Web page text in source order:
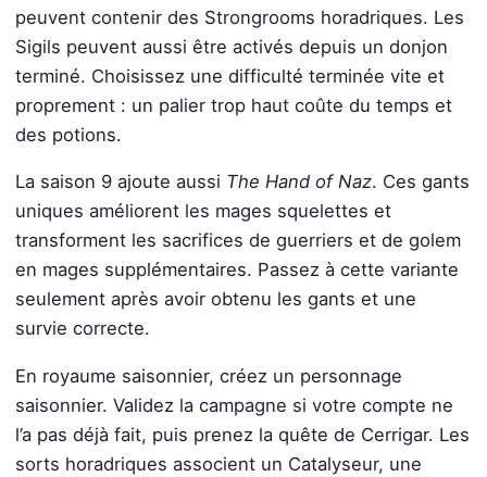
peuvent contenir des Strongrooms horadriques. Les
Sigils peuvent aussi être activés depuis un donjon
terminé. Choisissez une difficulté terminée vite et
proprement : un palier trop haut coûte du temps et
des potions.
La saison 9 ajoute aussi The Hand of Naz. Ces gants
uniques améliorent les mages squelettes et
transforment les sacrifices de guerriers et de golem
en mages supplémentaires. Passez à cette variante
seulement après avoir obtenu les gants et une
survie correcte.
En royaume saisonnier, créez un personnage
saisonnier. Validez la campagne si votre compte ne
l’a pas déjà fait, puis prenez la quête de Cerrigar. Les
sorts horadriques associent un Catalyseur, une